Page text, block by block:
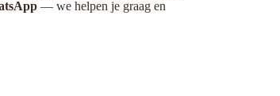
— we helpen je graag en